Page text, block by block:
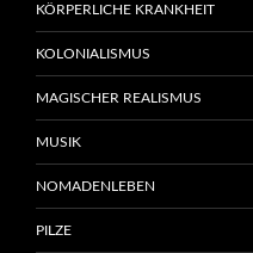
KÖRPERLICHE KRANKHEIT
KOLONIALISMUS
MAGISCHER REALISMUS
MUSIK
NOMADENLEBEN
PILZE